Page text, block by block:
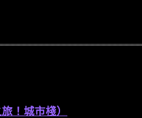
！城市棧）